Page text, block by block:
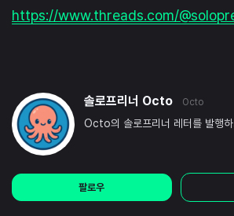
https://www.threads.com/
솔로프리너 Octo Octo
Octo의 솔로프리너 레터를 발행하
팔로우